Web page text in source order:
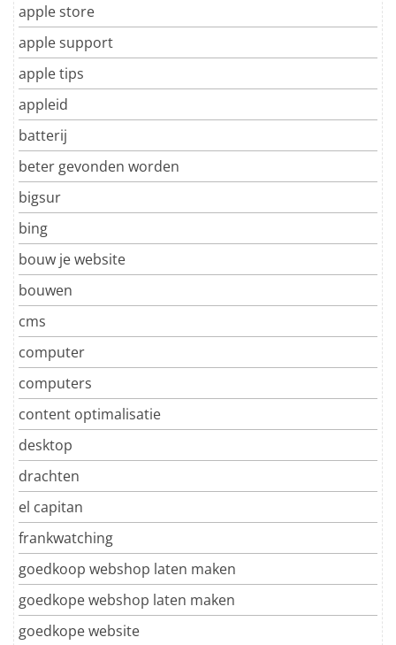
apple store
apple support
apple tips
appleid
batterij
beter gevonden worden
bigsur
bing
bouw je website
bouwen
cms
computer
computers
content optimalisatie
desktop
drachten
el capitan
frankwatching
goedkoop webshop laten maken
goedkope webshop laten maken
goedkope website